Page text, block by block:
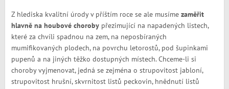
Z hlediska kvalitní úrody v příštím roce se ale musíme zaměřit
hlavně na houbové chorobypřezimující na napadených listech,
které za chvíli spadnou na zem, na neposbíraných
mumifikovaných plodech, na povrchu letorostů, pod šupinkami
pupenů a na jiných těžko dostupných místech. Chceme-li si
choroby vyjmenovat, jedná se zejména o strupovitost jabloní,
strupovitost hrušní, skvrnitost listů peckovin, hnědnutí listů